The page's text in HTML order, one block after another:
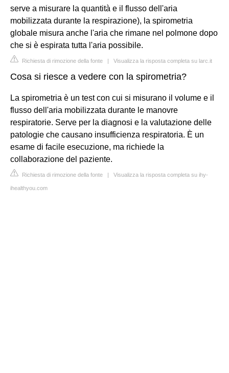
serve a misurare la quantità e il flusso dell'aria
mobilizzata durante la respirazione), la spirometria
globale misura anche l'aria che rimane nel polmone dopo
che si è espirata tutta l'aria possibile.
Richiesta di rimozione della fonte | Visualizza la risposta completa su larc.it
Cosa si riesce a vedere con la spirometria?
La spirometria è un test con cui si misurano il volume e il
flusso dell'aria mobilizzata durante le manovre
respiratorie. Serve per la diagnosi e la valutazione delle
patologie che causano insufficienza respiratoria. È un
esame di facile esecuzione, ma richiede la
collaborazione del paziente.
Richiesta di rimozione della fonte | Visualizza la risposta completa su ihy-
ihealthyou.com